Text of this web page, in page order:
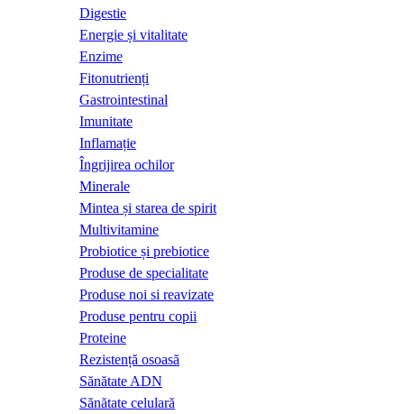
Digestie
Energie și vitalitate
Enzime
Fitonutrienți
Gastrointestinal
Imunitate
Inflamație
Îngrijirea ochilor
Minerale
Mintea și starea de spirit
Multivitamine
Probiotice și prebiotice
Produse de specialitate
Produse noi si reavizate
Produse pentru copii
Proteine
Rezistență osoasă
Sănătate ADN
Sănătate celulară